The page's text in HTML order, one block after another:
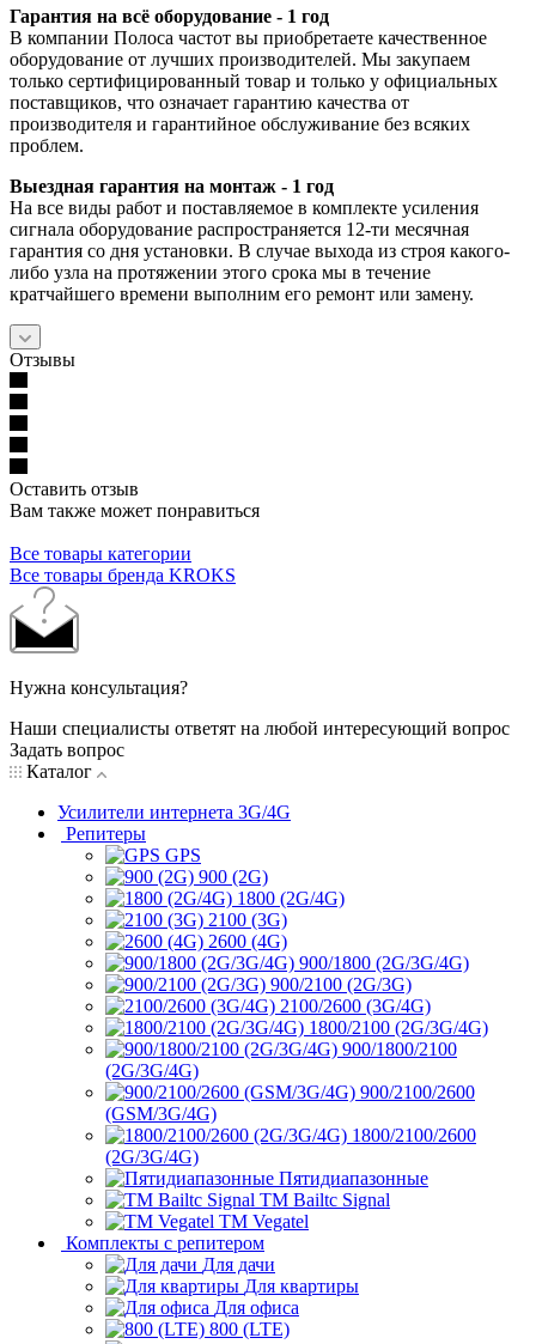
Гарантия на всё оборудование - 1 год
В компании Полоса частот вы приобретаете качественное
оборудование от лучших производителей. Мы закупаем
только сертифицированный товар и только у официальных
поставщиков, что означает гарантию качества от
производителя и гарантийное обслуживание без всяких
проблем.
Выездная гарантия на монтаж - 1 год
На все виды работ и поставляемое в комплекте усиления
сигнала оборудование распространяется 12-ти месячная
гарантия со дня установки. В случае выхода из строя какого-
либо узла на протяжении этого срока мы в течение
кратчайшего времени выполним его ремонт или замену.
Отзывы
Оставить отзыв
Вам также может понравиться
Все товары категории
Все товары бренда KROKS
Нужна консультация?
Наши специалисты ответят на любой интересующий вопрос
Задать вопрос
Каталог
Усилители интернета 3G/4G
Репитеры
GPS
900 (2G)
1800 (2G/4G)
2100 (3G)
2600 (4G)
900/1800 (2G/3G/4G)
900/2100 (2G/3G)
2100/2600 (3G/4G)
1800/2100 (2G/3G/4G)
900/1800/2100
(2G/3G/4G)
900/2100/2600
(GSM/3G/4G)
1800/2100/2600
(2G/3G/4G)
Пятидиапазонные
ТМ Bailtc Signal
ТМ Vegatel
Комплекты с репитером
Для дачи
Для квартиры
Для офиса
800 (LTE)